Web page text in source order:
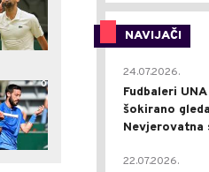
0
NAVIJAČI
24.07.2026.
Fudbaleri
šokirano
Nevjerovatna
22.07.2026.